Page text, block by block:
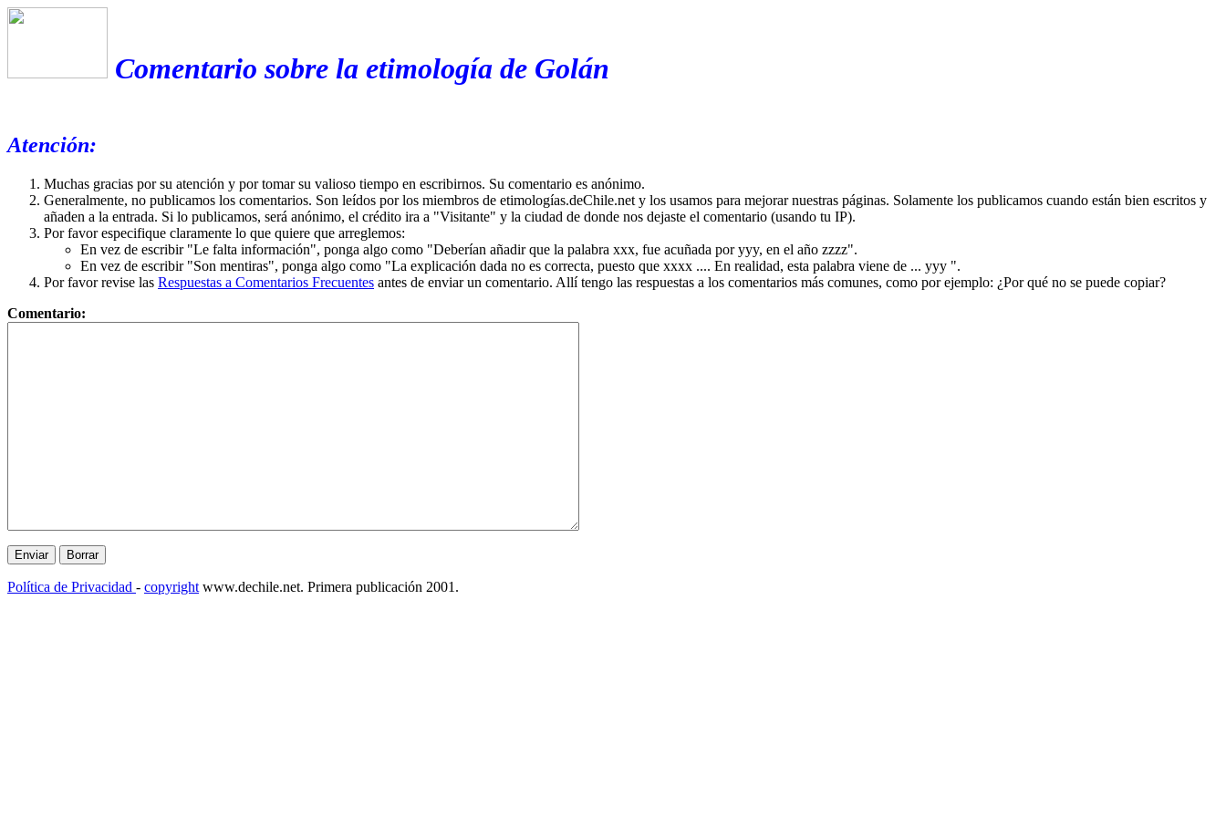
Comentario sobre la etimología de Golán
Atención:
Muchas gracias por su atención y por tomar su valioso tiempo en escribirnos. Su comentario es anónimo.
Generalmente, no publicamos los comentarios. Son leídos por los miembros de etimologías.deChile.net y los usamos para mejorar nuestras páginas. Solamente los publicamos cuando están bien escritos y
añaden a la entrada. Si lo publicamos, será anónimo, el crédito ira a "Visitante" y la ciudad de donde nos dejaste el comentario (usando tu IP).
Por favor especifique claramente lo que quiere que arreglemos:
En vez de escribir "Le falta información", ponga algo como "Deberían añadir que la palabra xxx, fue acuñada por yyy, en el año zzzz".
En vez de escribir "Son mentiras", ponga algo como "La explicación dada no es correcta, puesto que xxxx .... En realidad, esta palabra viene de ... yyy ".
Por favor revise las Respuestas a Comentarios Frecuentes antes de enviar un comentario. Allí tengo las respuestas a los comentarios más comunes, como por ejemplo: ¿Por qué no se puede copiar?
Comentario:
Política de Privacidad - copyright www.dechile.net. Primera publicación 2001.